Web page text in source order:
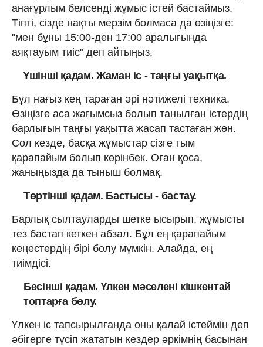
анағұрлым белсенді жұмыс істей бастаймыз.
Тіпті, сізде нақты мерзім болмаса да өзіңізге:
"мен бұны 15:00-ден 17:00 аралығында
аяқтауым тиіс" деп айтыңыз.
Үшінші қадам. Жаман іс - таңғы уақытқа.
Бұл нағыз кең тараған әрі нәтижелі техника.
Өзіңізге аса жағымсыз болып танылған істердің
барлығын таңғы уақытта жасап тастаған жөн.
Сол кезде, басқа жұмыстар сізге тым
қарапайым болып көрінбек. Оған қоса,
жаныңызда да тыныш болмақ.
Төртінші қадам. Бастысы - бастау.
Барлық сылтауларды шетке ысырып, жұмысты
тез бастап кеткен абзал. Бұл ең қарапайым
кеңестердің бірі болу мүмкін. Алайда, ең
тиімдісі.
Бесінші қадам. Үлкен мәселені кішкентай
топтарға бөлу.
Үлкен іс тапсырылғанда оны қалай істеймін деп
әбігерге түсіп жататын кездер әркімнің басынан